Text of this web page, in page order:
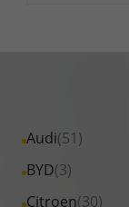
Audi(51)
Alle
Fahrzeuge
BYD(3)
Alle
Fahrzeuge
Citroen(30)
Alle